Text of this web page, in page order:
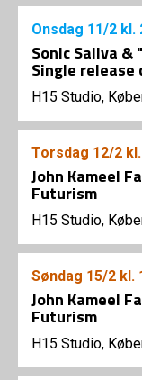
Onsdag 11/2 kl.
Sonic Saliva &
Single
H15 Studio,
Torsdag 12/2
John Kameel
Futurism
H15 Studio,
Søndag 15/2 kl.
John Kameel
Futurism
H15 Studio,